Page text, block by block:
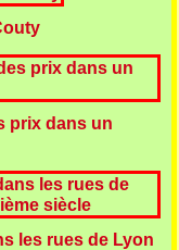
prix dans un
les rues de Lyon